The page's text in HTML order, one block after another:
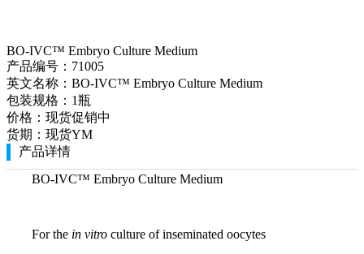
BO-IVC™ Embryo Culture Medium
产品编号： 71005
英文名称： BO-IVC™ Embryo Culture Medium
包装规格： 1瓶
价格： 现货促销中
货期： 现货YM
产品详情
BO-IVC™ Embryo Culture Medium
For the in vitro culture of inseminated oocytes